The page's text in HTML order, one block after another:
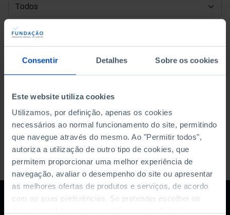
Consentir Detalhes Sobre os cookies
Este website utiliza cookies
Utilizamos, por definição, apenas os cookies
necessários ao normal funcionamento do site, permitindo
que navegue através do mesmo. Ao "Permitir todos",
autoriza a utilização de outro tipo de cookies, que
permitem proporcionar uma melhor experiência de
navegação, avaliar o desempenho do site ou apresentar
as melhores ofertas de produtos e serviços, de acordo
com as suas preferências. Se pretender escolher os
DATA DE INÍCIO
DATA DE FIM